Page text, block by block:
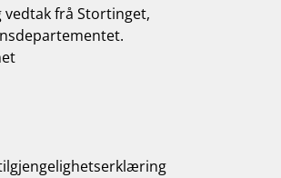
frå Stortinget,